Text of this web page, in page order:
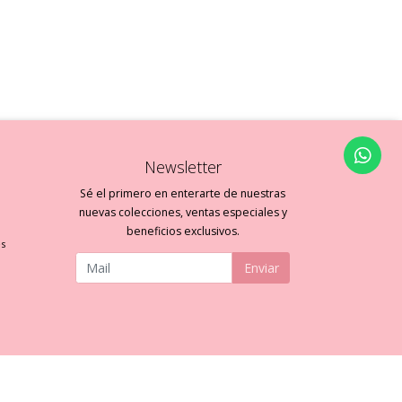
Newsletter
Sé el primero en enterarte de nuestras
nuevas colecciones, ventas especiales y
beneficios exclusivos.
Enviar